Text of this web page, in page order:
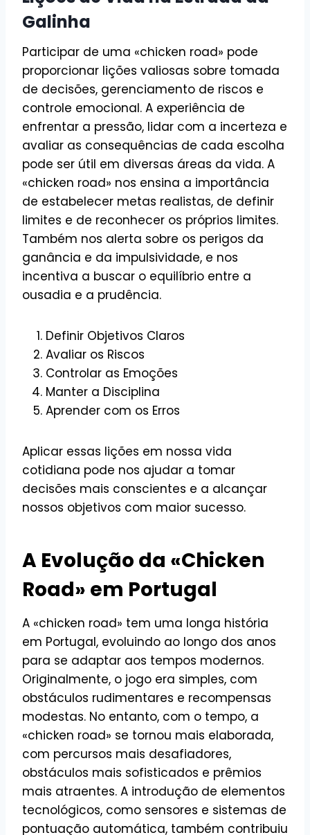
Galinha
Participar de uma «chicken road» pode
proporcionar lições valiosas sobre tomada
de decisões, gerenciamento de riscos e
controle emocional. A experiência de
enfrentar a pressão, lidar com a incerteza e
avaliar as consequências de cada escolha
pode ser útil em diversas áreas da vida. A
«chicken road» nos ensina a importância
de estabelecer metas realistas, de definir
limites e de reconhecer os próprios limites.
Também nos alerta sobre os perigos da
ganância e da impulsividade, e nos
incentiva a buscar o equilíbrio entre a
ousadia e a prudência.
Definir Objetivos Claros
Avaliar os Riscos
Controlar as Emoções
Manter a Disciplina
Aprender com os Erros
Aplicar essas lições em nossa vida
cotidiana pode nos ajudar a tomar
decisões mais conscientes e a alcançar
nossos objetivos com maior sucesso.
A Evolução da «Chicken
Road» em Portugal
A «chicken road» tem uma longa história
em Portugal, evoluindo ao longo dos anos
para se adaptar aos tempos modernos.
Originalmente, o jogo era simples, com
obstáculos rudimentares e recompensas
modestas. No entanto, com o tempo, a
«chicken road» se tornou mais elaborada,
com percursos mais desafiadores,
obstáculos mais sofisticados e prêmios
mais atraentes. A introdução de elementos
tecnológicos, como sensores e sistemas de
pontuação automática, também contribuiu